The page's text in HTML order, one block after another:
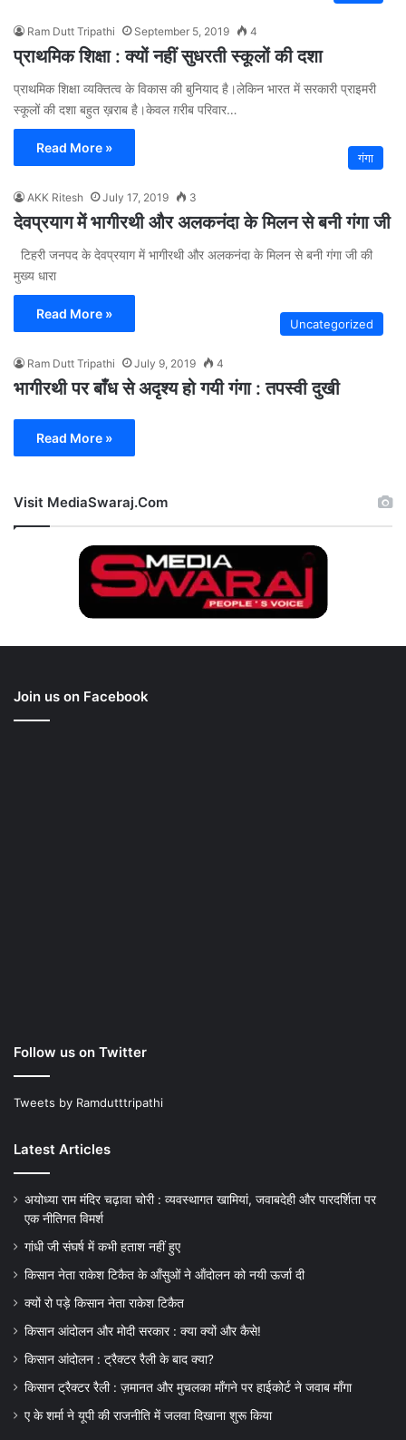
Ram Dutt Tripathi September 5, 2019 4
प्राथमिक शिक्षा : क्यों नहीं सुधरती स्कूलों की दशा
प्राथमिक शिक्षा व्यक्तित्व के विकास की बुनियाद है।लेकिन भारत में सरकारी प्राइमरी
स्कूलों की दशा बहुत ख़राब है।केवल ग़रीब परिवार…
Read More »
गंगा
AKK Ritesh July 17, 2019 3
देवप्रयाग में भागीरथी और अलकनंदा के मिलन से बनी गंगा जी
टिहरी जनपद के देवप्रयाग में भागीरथी और अलकनंदा के मिलन से बनी गंगा जी की
मुख्य धारा
Read More »
Uncategorized
Ram Dutt Tripathi July 9, 2019 4
भागीरथी पर बाँध से अदृश्य हो गयी गंगा : तपस्वी दुखी
Read More »
Visit MediaSwaraj.Com
Join us on Facebook
Follow us on Twitter
Tweets by Ramdutttripathi
Latest Articles
अयोध्या राम मंदिर चढ़ावा चोरी : व्यवस्थागत खामियां, जवाबदेही और पारदर्शिता पर
एक नीतिगत विमर्श
गांधी जी संघर्ष में कभी हताश नहीं हुए
किसान नेता राकेश टिकैत के आँसुओं ने ऑंदोलन को नयी ऊर्जा दी
क्यों रो पड़े किसान नेता राकेश टिकैत
किसान आंदोलन और मोदी सरकार : क्या क्यों और कैसे!
किसान आंदोलन : ट्रैक्टर रैली के बाद क्या?
किसान ट्रैक्टर रैली : ज़मानत और मुचलका माँगने पर हाईकोर्ट ने जवाब माँगा
ए के शर्मा ने यूपी की राजनीति में जलवा दिखाना शुरू किया